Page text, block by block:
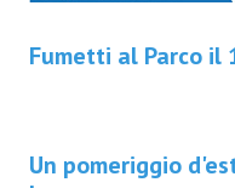
Fumetti al Parco il
Un pomeriggio